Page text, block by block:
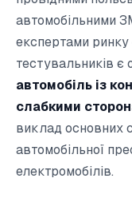
автомобільними
експертами ринку
тестувальників є
автомобіль із
слабкими
виклад основних
автомобільної
електромобілів.